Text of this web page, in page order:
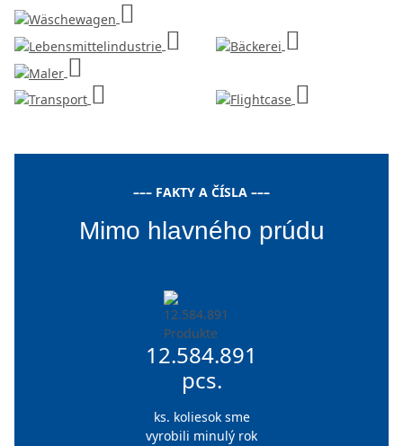
––– FAKTY A ČÍSLA –––
Mimo hlavného prúdu
12.584.891
pcs.
ks. koliesok sme
vyrobili minulý rok